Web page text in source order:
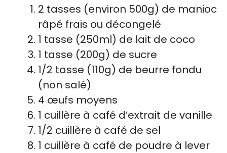
2 tasses (environ 500g) de manioc
râpé frais ou décongelé
1 tasse (250ml) de lait de coco
1 tasse (200g) de sucre
1/2 tasse (110g) de beurre fondu
(non salé)
4 œufs moyens
1 cuillère à café d’extrait de vanille
1/2 cuillère à café de sel
1 cuillère à café de poudre à lever